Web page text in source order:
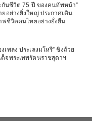
กันชีวิต 75 ปี ของคนทัพหน้า”
อย่างยิ่งใหญ่ ประกาศเดิน
พชีวิตคนไทยอย่างยั่งยืน
พลง ประเลงมโหรี” ชิงถ้วย
จพระเทพรัตนราชสุดาฯ